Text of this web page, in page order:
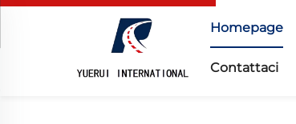
Homepage
Contattaci